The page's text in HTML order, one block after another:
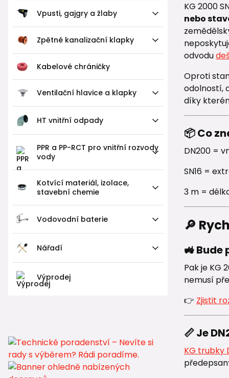
Vpusti, gajgry a žlaby
Zpětné kanalizační klapky
Kabelové chráničky
Ventilační hlavice a klapky
HT vnitřní odpady
PPR a PP-RCT pro vnitřní rozvody
vody
Kotvící materiál, izolace,
stavební chemie
Vodovodní baterie
Nářadí
Výprodej
KG 2000
nebo
odvodu
Oproti
odolností,
díky
📦 Co
DN200 =
SN16 =
3 m =
🔎
🚜
Pak je KG
nemusí
👉 Zjistit
📏 Je
KG trubky